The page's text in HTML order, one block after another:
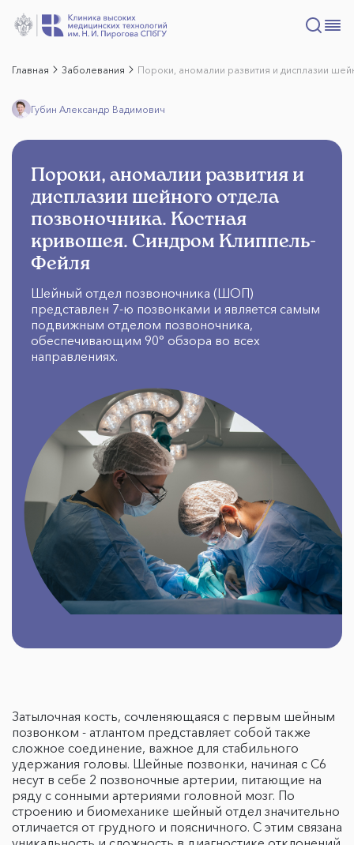
Главная Заболевания Пороки, аномалии развития и дисплазии
Губин Александр Вадимович
Пороки, аномалии развития и
дисплазии шейного отдела
позвоночника. Костная
кривошея. Синдром Клиппель-
Фейля
Шейный отдел позвоночника (ШОП)
представлен 7-ю позвонками и является самым
подвижным отделом позвоночника,
обеспечивающим 90° обзора во всех
направлениях.
Затылочная кость, сочленяющаяся с первым шейным
позвонком - атлантом представляет собой также
сложное соединение, важное для стабильного
удержания головы. Шейные позвонки, начиная с С6
несут в себе 2 позвоночные артерии, питающие на
ряду с сонными артериями головной мозг. По
строению и биомеханике шейный отдел значительно
отличается от грудного и поясничного. С этим связана